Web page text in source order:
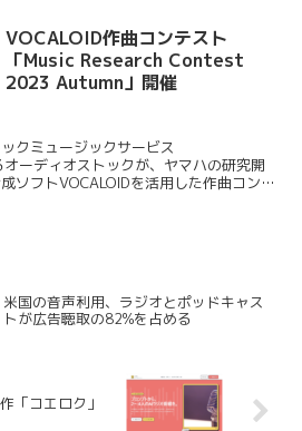
VOCALOID作曲コンテスト
「Music Research Contest
2023 Autumn」開催
クミュージックサービス
ーディオストックが、ヤマハの研究開
ソフトVOCALOIDを活用した作曲コンテ
米国の音声利用、ラジオとポッドキャス
トが広告聴取の82%を占める
「コエロク」